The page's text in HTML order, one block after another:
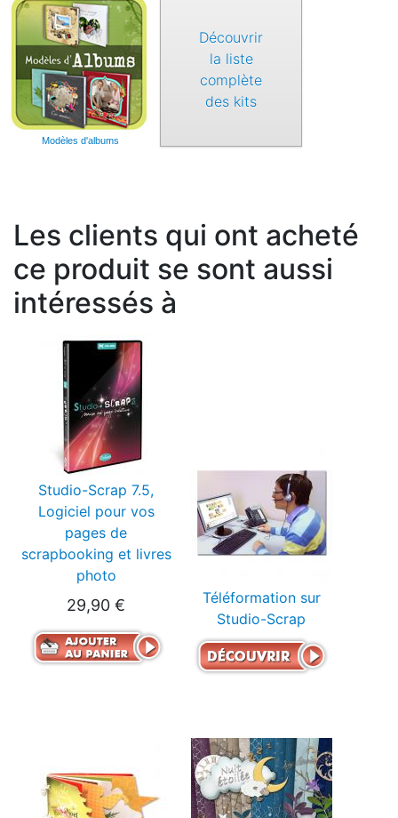
Modèles d'albums
Découvrir
la liste
complète
des kits
Les clients qui ont acheté
ce produit se sont aussi
intéressés à
Studio-Scrap 7.5,
Logiciel pour vos
pages de
scrapbooking et livres
photo
29,90 €
Téléformation sur
Studio-Scrap